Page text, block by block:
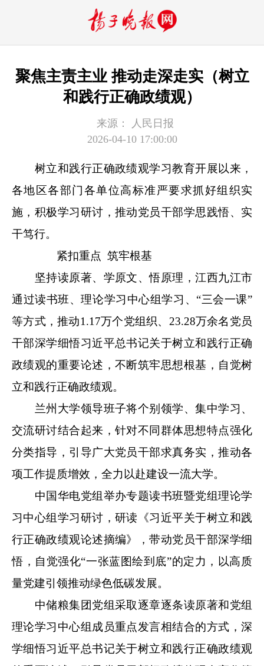
聚焦主责主业 推动走深走实（树立
和践行正确政绩观）
来源：
人民日报
2026-04-10 17:00:00
树立和践行正确政绩观学习教育开展以来，
各地区各部门各单位高标准严要求抓好组织实
施，积极学习研讨，推动党员干部学思践悟、实
干笃行。
紧扣重点 筑牢根基
坚持读原著、学原文、悟原理，江西九江市
通过读书班、理论学习中心组学习、“三会一课”
等方式，推动1.17万个党组织、23.28万余名党员
干部深学细悟习近平总书记关于树立和践行正确
政绩观的重要论述，不断筑牢思想根基，自觉树
立和践行正确政绩观。
兰州大学领导班子将个别领学、集中学习、
交流研讨结合起来，针对不同群体思想特点强化
分类指导，引导广大党员干部求真务实，推动各
项工作提质增效，全力以赴建设一流大学。
中国华电党组举办专题读书班暨党组理论学
习中心组学习研讨，研读《习近平关于树立和践
行正确政绩观论述摘编》，带动党员干部深学细
悟，自觉强化“一张蓝图绘到底”的定力，以高质
量党建引领推动绿色低碳发展。
中储粮集团党组采取逐章逐条读原著和党组
理论学习中心组成员重点发言相结合的方式，深
学细悟习近平总书记关于树立和践行正确政绩观